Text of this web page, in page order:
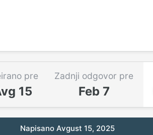
pre
15
Zadnji odgovor pre
Feb 7
Napisano Avgust 15, 2025